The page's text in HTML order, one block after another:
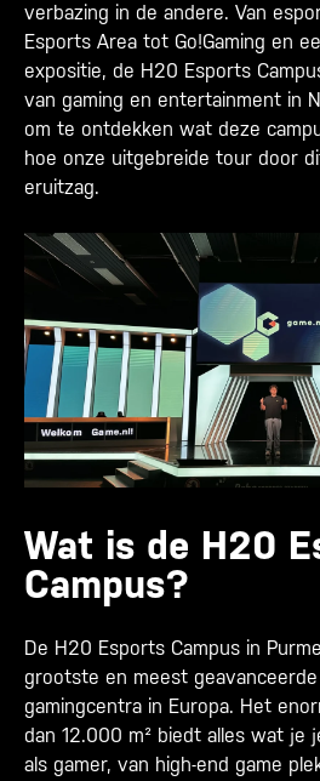
verbazing in de andere. Van
Esports Area tot Go!Gaming en
expositie, de H20 Esports
van gaming en entertainment in
om te ontdekken wat deze
hoe onze uitgebreide tour door
eruitzag.
Wat is de H20
Campus?
De H20 Esports Campus in
grootste en meest
gamingcentra in Europa. Het
dan 12.000 m² biedt alles wat je
als gamer, van high-end game